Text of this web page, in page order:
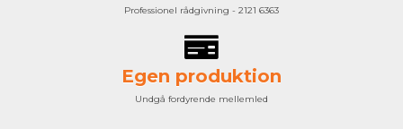
Professionel rådgivning - 2121 6363
Egen produktion
Undgå fordyrende mellemled